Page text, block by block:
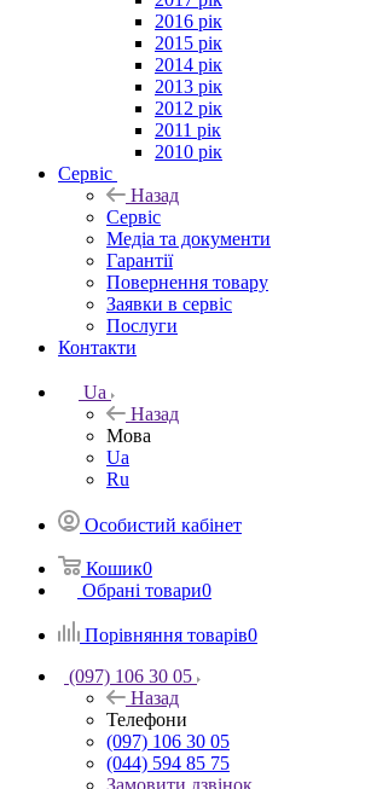
2016 рік
2015 рік
2014 рік
2013 рік
2012 рік
2011 рік
2010 рік
Сервіс
Назад
Сервіс
Медіа та документи
Гарантії
Повернення товару
Заявки в сервіс
Послуги
Контакти
Ua
Назад
Мова
Ua
Ru
Особистий кабінет
Кошик0
Обрані товари0
Порівняння товарів0
(097) 106 30 05
Назад
Телефони
(097) 106 30 05
(044) 594 85 75
Замовити дзвінок